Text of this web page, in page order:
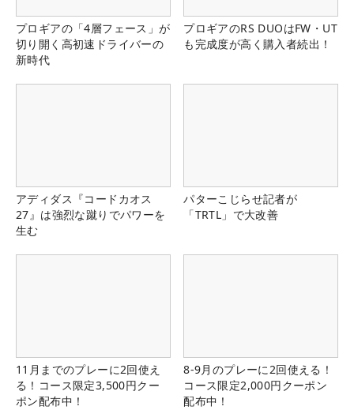
プロギアの「4層フェース」が
切り開く高初速ドライバーの
新時代
プロギアのRS DUOはFW・UT
も完成度が高く購入者続出！
アディダス『コードカオス
27』は強烈な蹴りでパワーを
生む
パターこじらせ記者が
「TRTL」で大改善
11月までのプレーに2回使え
る！コース限定3,500円クー
ポン配布中！
8-9月のプレーに2回使える！
コース限定2,000円クーポン
配布中！